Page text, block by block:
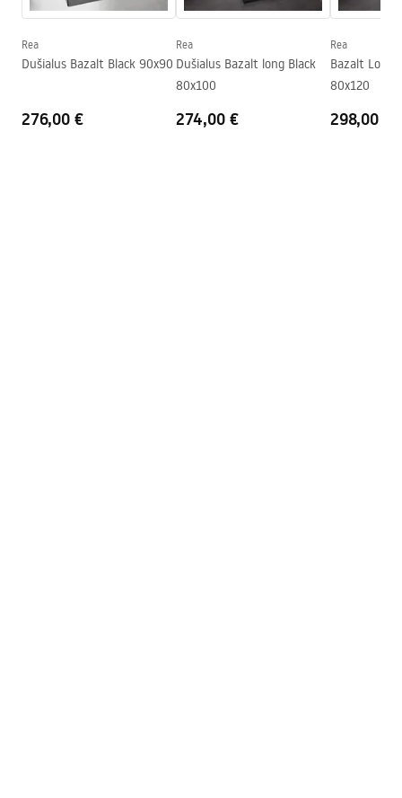
Lõigatav
Jah
Lõhnalõksu sisaldub
Garantii
24 kuud
Rea
Dušialus Bazalt Black 90x90
276,00 €
Rea
Dušialus Bazalt long Black
80x100
274,00 €
Rea
Bazalt Long
80x120
298,00 €